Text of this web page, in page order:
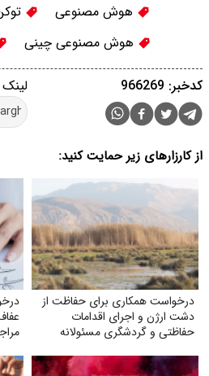
هوش مصنوعی
هوش مصنوعی چینی
لینک کدخبر: 966269
از کارزارهای زیر حمایت کنید:
درخواست همکاری برای حفاظت از
دشت ارژن و اجرای اقدامات
حفاظتی و گردشگری مسئولانه